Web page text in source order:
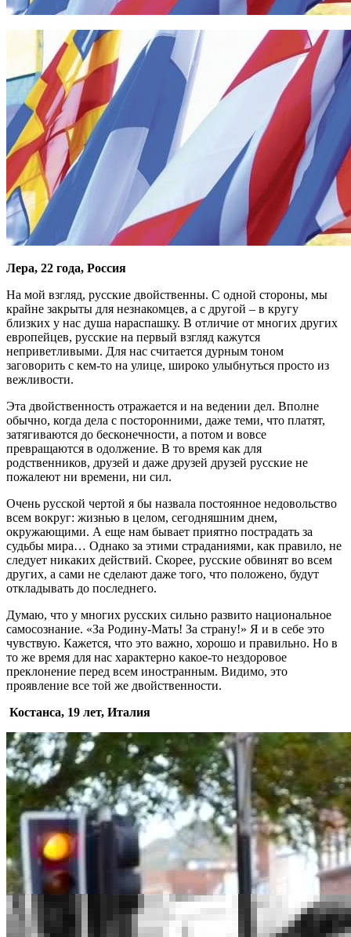
Лера, 22 года, Россия
На мой взгляд, русские двойственны. С одной стороны, мы
крайне закрыты для незнакомцев, а с другой – в кругу
близких у нас душа нараспашку. В отличие от многих других
европейцев, русские на первый взгляд кажутся
неприветливыми. Для нас считается дурным тоном
заговорить с кем-то на улице, широко улыбнуться просто из
вежливости.
Эта двойственность отражается и на ведении дел. Вполне
обычно, когда дела с посторонними, даже теми, что платят,
затягиваются до бесконечности, а потом и вовсе
превращаются в одолжение. В то время как для
родственников, друзей и даже друзей друзей русские не
пожалеют ни времени, ни сил.
Очень русской чертой я бы назвала постоянное недовольство
всем вокруг: жизнью в целом, сегодняшним днем,
окружающими. А еще нам бывает приятно пострадать за
судьбы мира… Однако за этими страданиями, как правило, не
следует никаких действий. Скорее, русские обвинят во всем
других, а сами не сделают даже того, что положено, будут
откладывать до последнего.
Думаю, что у многих русских сильно развито национальное
самосознание. «За Родину-Мать! За страну!» Я и в себе это
чувствую. Кажется, что это важно, хорошо и правильно. Но в
то же время для нас характерно какое-то нездоровое
преклонение перед всем иностранным. Видимо, это
проявление все той же двойственности.
Костанса, 19 лет, Италия